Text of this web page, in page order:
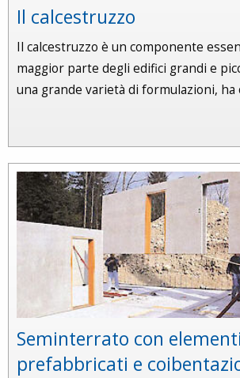
Il calcestruzzo
Il calcestruzzo è un componente
maggior parte degli edifici grandi e
una grande varietà di formulazioni, ha
Seminterrato con elementi
prefabbricati e